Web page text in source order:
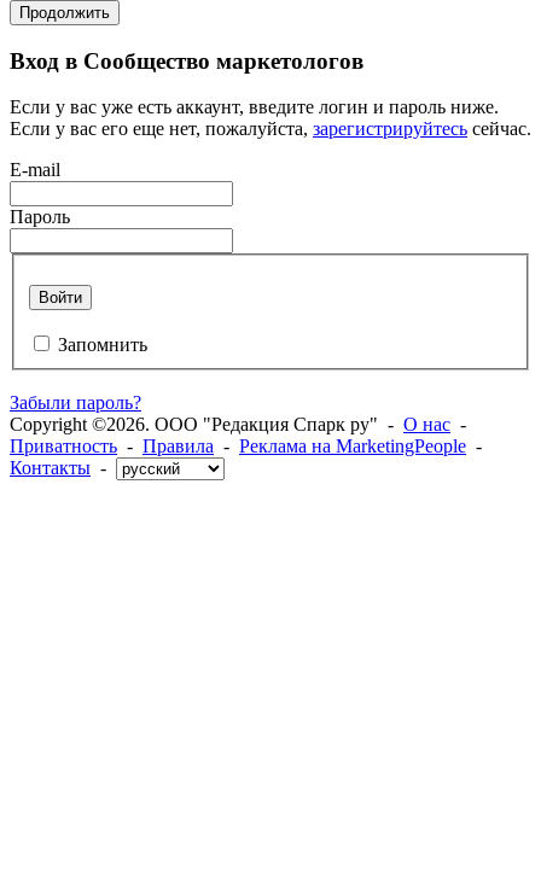
Продолжить
Вход в Сообщество маркетологов
Если у вас уже есть аккаунт, введите логин и пароль ниже.
Если у вас его еще нет, пожалуйста, зарегистрируйтесь сейчас.
E-mail
Пароль
Войти
Запомнить
Забыли пароль?
Copyright ©2026. ООО "Редакция Спарк ру" - О нас -
Приватность - Правила - Реклама на MarketingPeople -
Контакты -